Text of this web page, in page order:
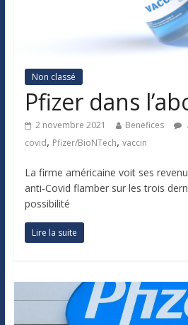
Non classé
Pfizer dans
2 novembre 2021 Benefices
covid, Pfizer/BioNTech, vaccin
La firme américaine voit ses
anti-Covid flamber sur les trois
possibilité
Lire la suite